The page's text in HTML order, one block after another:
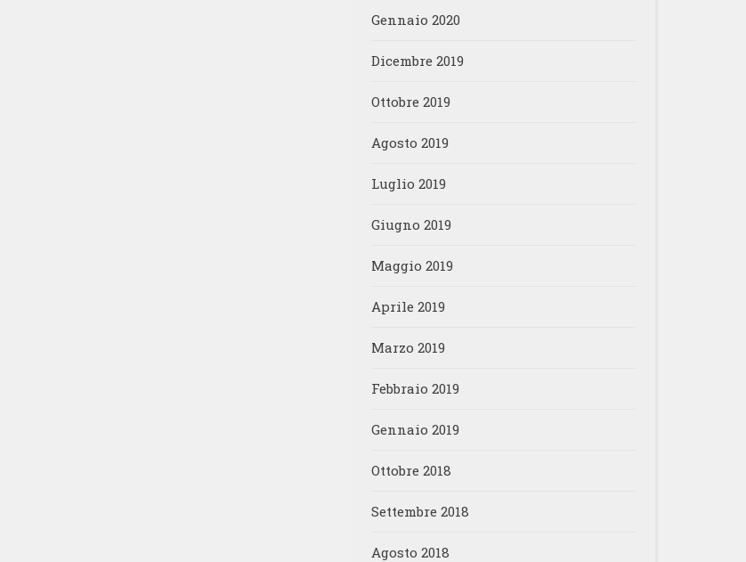
Gennaio 2020
Dicembre 2019
Ottobre 2019
Agosto 2019
Luglio 2019
Giugno 2019
Maggio 2019
Aprile 2019
Marzo 2019
Febbraio 2019
Gennaio 2019
Ottobre 2018
Settembre 2018
Agosto 2018